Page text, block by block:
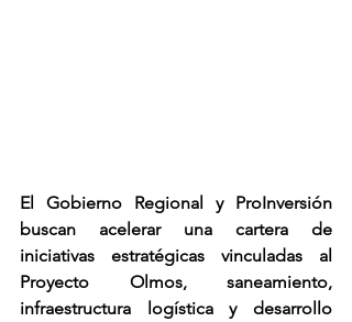
El Gobierno Regional y ProInversión
buscan acelerar una cartera de
iniciativas estratégicas vinculadas al
Proyecto Olmos, saneamiento,
infraestructura logística y desarrollo